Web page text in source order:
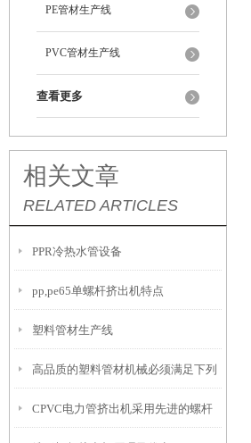
PE管材生产线
PVC管材生产线
查看更多
相关文章
RELATED ARTICLES
PPR冷热水管设备
pp,pe65单螺杆挤出机特点
塑料管材生产线
高品质的塑料管材机械必须满足下列
的要求
CPVC电力管挤出机采用先进的螺杆